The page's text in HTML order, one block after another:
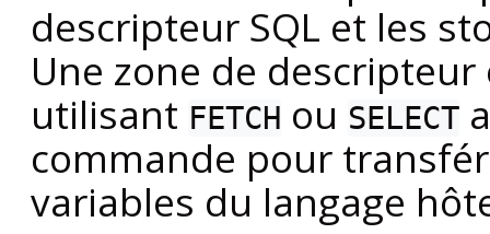
descripteur SQL et les
Une zone de
utilisant FETCH ou SELECT
commande pour
variables du langage